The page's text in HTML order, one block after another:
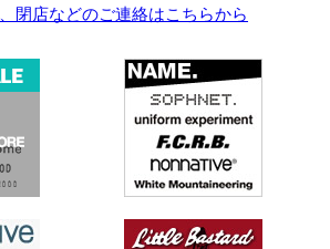
閉店などのご連絡はこちらから